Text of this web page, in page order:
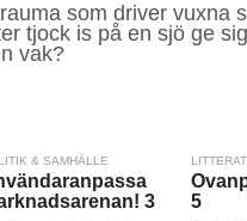
som driver vuxna
tjock is på en sjö ge
vak?
& SAMHÄLLE
3
5